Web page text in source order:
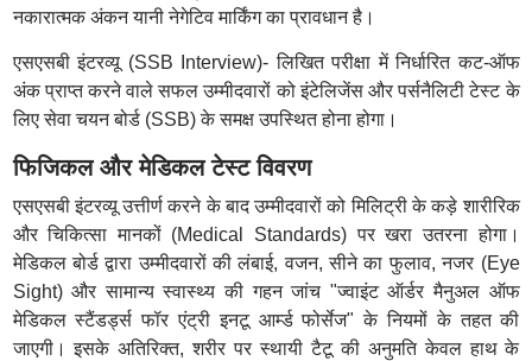
नकारात्मक अंकन यानी नेगेटिव मार्किंग का प्रावधान है।
एसएसबी इंटरव्यू (SSB Interview)- लिखित परीक्षा में निर्धारित कट-ऑफ
अंक प्राप्त करने वाले सफल उम्मीदवारों को इंटेलिजेंस और पर्सनैलिटी टेस्ट के
लिए सेवा चयन बोर्ड (SSB) के समक्ष उपस्थित होना होगा।
फिजिकल और मेडिकल टेस्ट विवरण
एसएसबी इंटरव्यू उत्तीर्ण करने के बाद उम्मीदवारों को मिलिट्री के कड़े शारीरिक
और चिकित्सा मानकों (Medical Standards) पर खरा उतरना होगा।
मेडिकल बोर्ड द्वारा उम्मीदवारों की लंबाई, वजन, सीने का फुलाव, नजर (Eye
Sight) और सामान्य स्वास्थ्य की गहन जांच "ज्वाइंट ऑर्डर मैनुअल ऑफ
मेडिकल स्टैंडर्ड्स फॉर एंट्री इनटू आर्म्ड फोर्सेज" के नियमों के तहत की
जाएगी। इसके अतिरिक्त, शरीर पर स्थायी टैटू की अनुमति केवल हाथ के